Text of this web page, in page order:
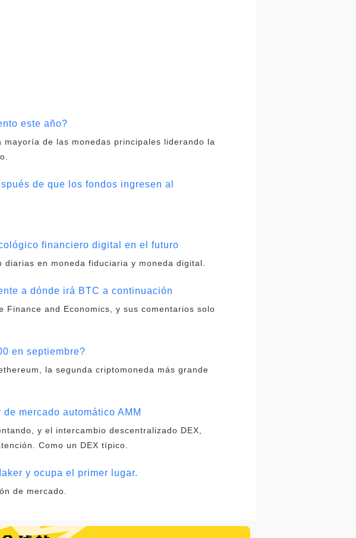
este año?
de las monedas principales liderando la
de que los fondos ingresen al
financiero digital en el futuro
en moneda fiduciaria y moneda digital.
a dónde irá BTC a continuación
and Economics, y sus comentarios solo
en septiembre?
la segunda criptomoneda más grande
mercado automático AMM
y el intercambio descentralizado DEX,
Como un DEX típico.
y ocupa el primer lugar.
de mercado.